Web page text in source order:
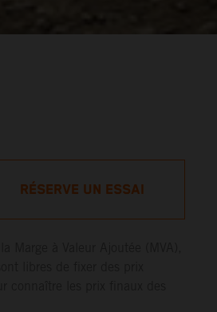
RÉSERVE UN ESSAI